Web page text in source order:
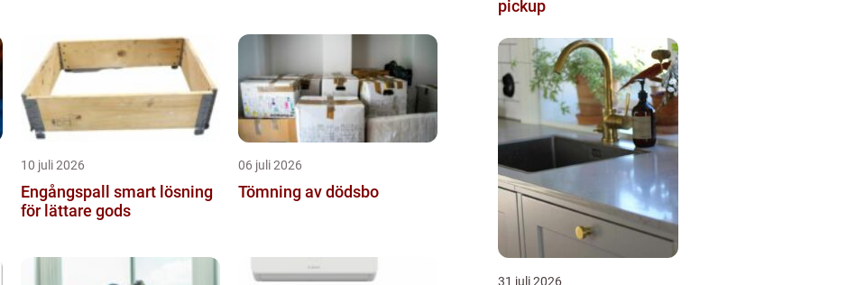
10 juli 2026
Engångspall smart lösning
för lättare gods
06 juli 2026
Tömning av dödsbo
pickup
31 juli 2026